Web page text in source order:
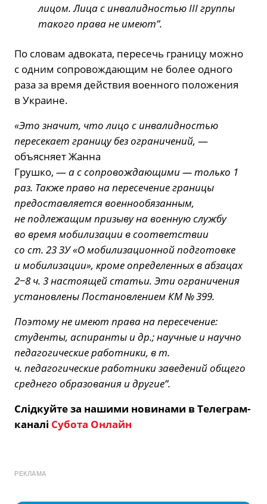
лицом. Лица с инвалидностью III группы
такого права не имеют”.
По словам адвоката, пересечь границу можно
с одним сопровождающим не более одного
раза за время действия военного положения
в Украине.
«Это значит, что лицо с инвалидностью
пересекает границу без ограничений, —
объясняет Жанна
Грушко, —а с сопровождающими — только 1
раз. Также право на пересечение границы
предоставляется военнообязанным,
не подлежащим призыву на военную службу
во время мобилизации в соответствии
со ст. 23 ЗУ «О мобилизационной подготовке
и мобилизации», кроме определенных в абзацах
2−8 ч. 3 настоящей статьи. Эти ограничения
установлены Постановлением КМ № 399.
Поэтому не имеют права на пересечение:
студенты, аспиранты и др.; научные и научно
педагогические работники, в т.
ч. педагогические работники заведений общего
среднего образования и другие”.
Слідкуйте за нашими новинами в Телеграм-
каналі Субота Онлайн
РЕКЛАМА